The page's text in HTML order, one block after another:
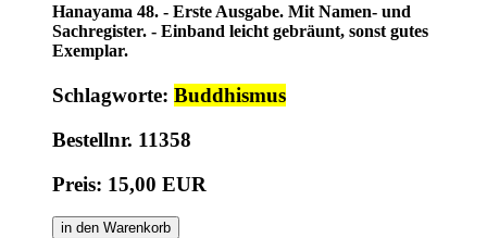
Hanayama 48. - Erste Ausgabe. Mit Namen- und
Sachregister. - Einband leicht gebräunt, sonst gutes
Exemplar.
Schlagworte: Buddhismus
Bestellnr. 11358
Preis: 15,00 EUR
in den Warenkorb